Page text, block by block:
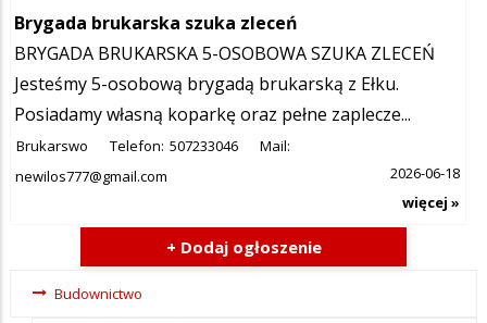
Brygada brukarska szuka zleceń
BRYGADA BRUKARSKA 5-OSOBOWA SZUKA ZLECEŃ
Jesteśmy 5-osobową brygadą brukarską z Ełku.
Posiadamy własną koparkę oraz pełne zaplecze...
Brukarswo Telefon: 507233046
Mail:
newilos777@gmail.com
2026-06-18
więcej »
+ Dodaj ogłoszenie
Ogłoszenia -
Budownictwo